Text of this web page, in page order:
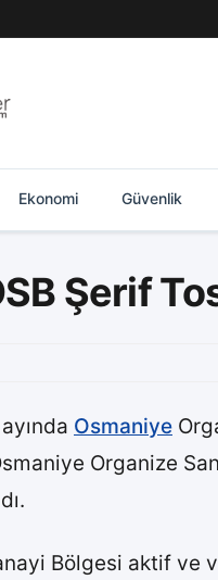
Ekonomi Güvenlik
Şerif
Osmaniye
Organize
Bölgesi aktif ve